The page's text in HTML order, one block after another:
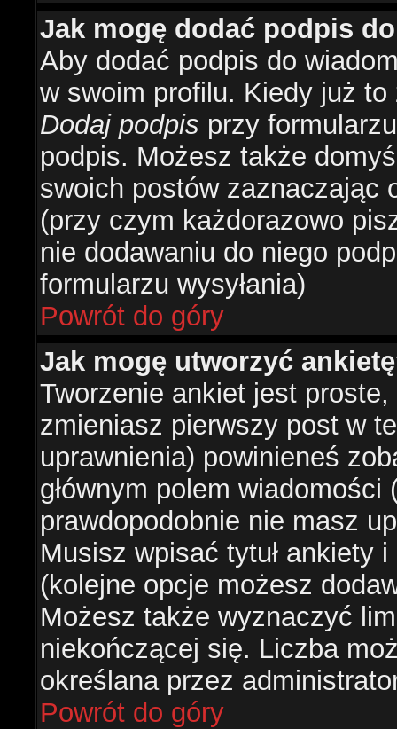
Jak mogę dodać podpis
Aby dodać podpis do
w swoim profilu. Kiedy już
Dodaj podpis przy
podpis. Możesz także
swoich postów zaznaczając
(przy czym każdorazowo
nie dodawaniu do niego
formularzu wysyłania)
Powrót do góry
Jak mogę utworzyć
Tworzenie ankiet jest
zmieniasz pierwszy post w
uprawnienia) powinieneś
głównym polem
prawdopodobnie nie masz
Musisz wpisać tytuł ankiety
(kolejne opcje możesz
Możesz także wyznaczyć
niekończącej się. Liczba
określana przez
Powrót do góry